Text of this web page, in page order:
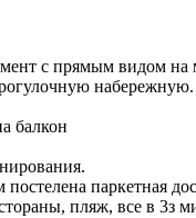
с прямым видом на
набережную.
балкон
паркетная
пляж, все в 3з